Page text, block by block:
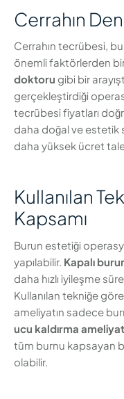
Cerrahın
Cerrahın tecrübesi,
önemli faktörlerden
doktoru gibi bir
gerçekleştirdiği
tecrübesi fiyatları
daha doğal ve estetik
daha yüksek ücret
Kullanılan
Kapsamı
Burun estetiği
yapılabilir. Kapalı
daha hızlı iyileşme
Kullanılan tekniğe
ameliyatın sadece
ucu kaldırma
tüm burnu kapsayan
olabilir.